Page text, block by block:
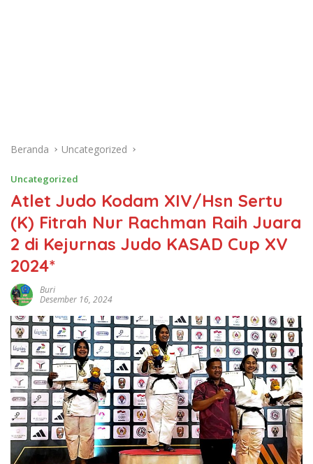
Beranda Uncategorized
Uncategorized
Atlet Judo Kodam XIV/Hsn Sertu
(K) Fitrah Nur Rachman Raih Juara
2 di Kejurnas Judo KASAD Cup XV
2024*
Buri
Desember 16, 2024